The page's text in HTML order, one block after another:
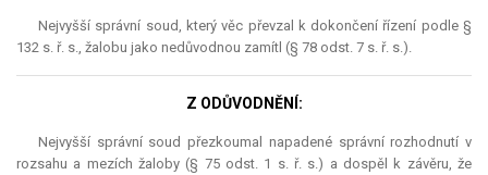
Nejvyšší správní soud, který věc převzal k dokončení řízení podle §
132 s. ř. s., žalobu jako nedůvodnou zamítl (§ 78 odst. 7 s. ř. s.).
Z ODŮVODNĚNÍ:
Nejvyšší správní soud přezkoumal napadené správní rozhodnutí v
rozsahu a mezích žaloby (§ 75 odst. 1 s. ř. s.) a dospěl k závěru, že